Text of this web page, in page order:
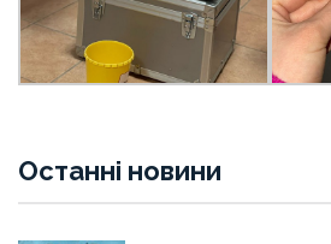
Останні новини